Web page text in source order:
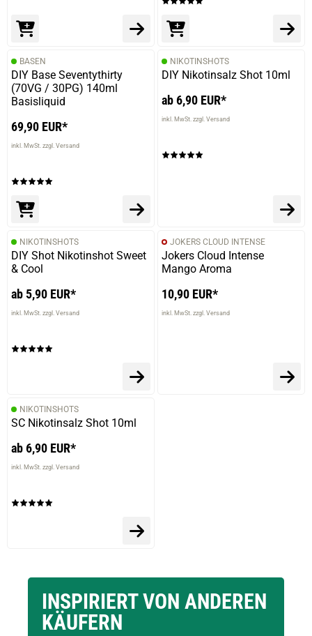
prev
BASEN
DIY Base Seventythirty
(70VG / 30PG) 140ml
Basisliquid
69,90 EUR*
inkl. MwSt. zzgl. Versand
NIKOTINSHOTS
DIY Nikotinsalz Shot 10ml
ab 6,90 EUR*
inkl. MwSt. zzgl. Versand
NIKOTINSHOTS
DIY Shot Nikotinshot Sweet
& Cool
ab 5,90 EUR*
inkl. MwSt. zzgl. Versand
JOKERS CLOUD INTENSE
Jokers Cloud Intense
Mango Aroma
10,90 EUR*
inkl. MwSt. zzgl. Versand
NIKOTINSHOTS
SC Nikotinsalz Shot 10ml
ab 6,90 EUR*
inkl. MwSt. zzgl. Versand
INSPIRIERT VON ANDEREN
KÄUFERN